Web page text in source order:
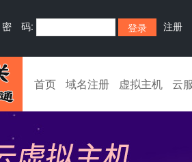
密 码: 注册
首页 域名注册 虚拟主机 云